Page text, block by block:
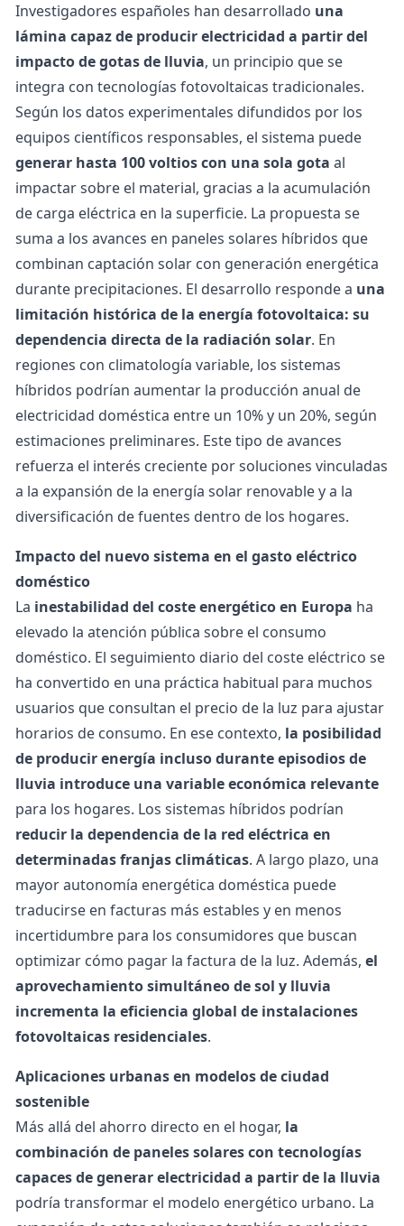
Investigadores españoles han desarrollado una
lámina capaz de producir electricidad a partir del
impacto de gotas de lluvia, un principio que se
integra con tecnologías fotovoltaicas tradicionales.
Según los datos experimentales difundidos por los
equipos científicos responsables, el sistema puede
generar hasta 100 voltios con una sola gota al
impactar sobre el material, gracias a la acumulación
de carga eléctrica en la superficie. La propuesta se
suma a los avances en paneles solares híbridos que
combinan captación solar con generación energética
durante precipitaciones. El desarrollo responde a una
limitación histórica de la energía fotovoltaica: su
dependencia directa de la radiación solar. En
regiones con climatología variable, los sistemas
híbridos podrían aumentar la producción anual de
electricidad doméstica entre un 10% y un 20%, según
estimaciones preliminares. Este tipo de avances
refuerza el interés creciente por soluciones vinculadas
a la expansión de la energía solar renovabley a la
diversificación de fuentes dentro de los hogares.
Impacto del nuevo sistema en el gasto eléctrico
doméstico
La inestabilidad del coste energético en Europa ha
elevado la atención pública sobre el consumo
doméstico. El seguimiento diario del coste eléctrico se
ha convertido en una práctica habitual para muchos
usuarios que consultan el precio de la luz para ajustar
horarios de consumo. En ese contexto, la posibilidad
de producir energía incluso durante episodios de
lluvia introduce una variable económica relevante
para los hogares. Los sistemas híbridos podrían
reducir la dependencia de la red eléctrica en
determinadas franjas climáticas. A largo plazo, una
mayor autonomía energética doméstica puede
traducirse en facturas más estables y en menos
incertidumbre para los consumidores que buscan
optimizar cómo pagar la factura de la luz. Además, el
aprovechamiento simultáneo de sol y lluvia
incrementa la eficiencia global de instalaciones
fotovoltaicas residenciales.
Aplicaciones urbanas en modelos de ciudad
sostenible
Más allá del ahorro directo en el hogar, la
combinación de paneles solares con tecnologías
capaces de generar electricidad a partir de la lluvia
podría transformar el modelo energético urbano. La